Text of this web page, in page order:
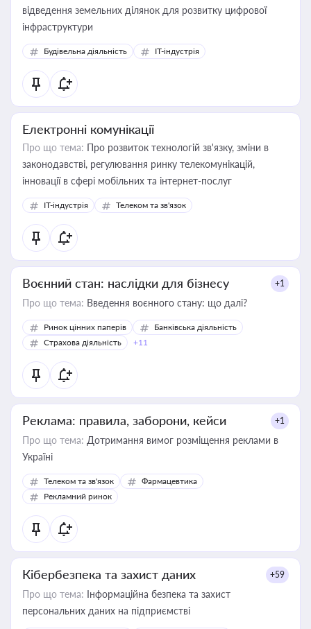
відведення земельних ділянок для розвитку цифрової
інфраструктури
Будівельна діяльність IT-індустрія
Електронні комунікації
Про що тема: Про розвиток технологій зв'язку, зміни в
законодавстві, регулювання ринку телекомунікацій,
інновації в сфері мобільних та інтернет-послуг
IT-індустрія Телеком та зв'язок
Воєнний стан: наслідки для бізнесу +1
Про що тема: Введення воєнного стану: що далі?
Ринок цінних паперів
Банківська діяльність
Страхова діяльність
+11
Реклама: правила, заборони, кейси +1
Про що тема: Дотримання вимог розміщення реклами в
Україні
Телеком та зв'язок
Фармацевтика
Рекламний ринок
Кібербезпека та захист даних +59
Про що тема: Інформаційна безпека та захист
персональних даних на підприємстві